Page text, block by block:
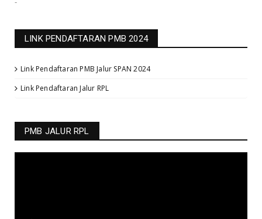
LINK PENDAFTARAN PMB 2024
Link Pendaftaran PMB Jalur SPAN 2024
Link Pendaftaran Jalur RPL
PMB JALUR RPL